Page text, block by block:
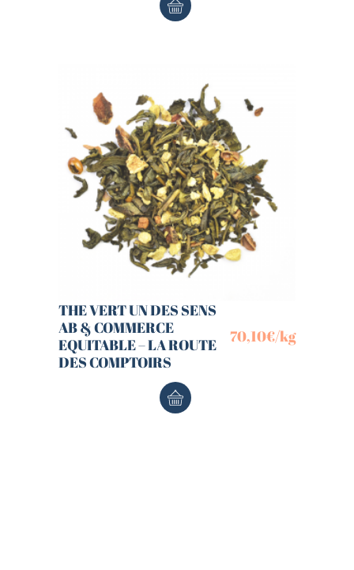
THE VERT UN DES SENS
AB & COMMERCE
EQUITABLE – LA ROUTE
DES COMPTOIRS
70,10€/kg